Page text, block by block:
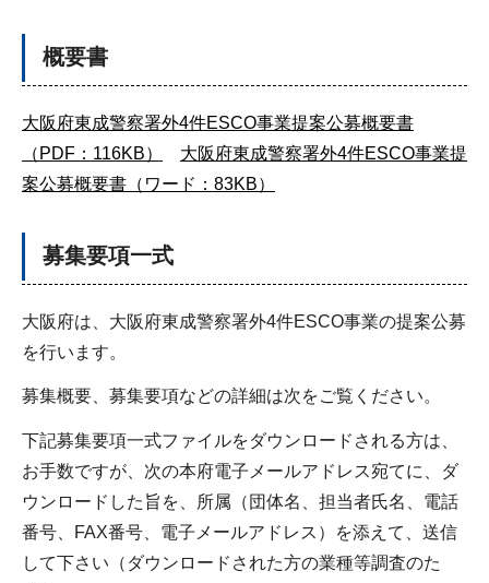
概要書
大阪府東成警察署外4件ESCO事業提案公募概要書
（PDF：116KB）
大阪府東成警察署外4件ESCO事業提
案公募概要書（ワード：83KB）
募集要項一式
大阪府は、大阪府東成警察署外4件ESCO事業の提案公募
を行います。
募集概要、募集要項などの詳細は次をご覧ください。
下記募集要項一式ファイルをダウンロードされる方は、
お手数ですが、次の本府電子メールアドレス宛てに、ダ
ウンロードした旨を、所属（団体名、担当者氏名、電話
番号、FAX番号、電子メールアドレス）を添えて、送信
して下さい（ダウンロードされた方の業種等調査のた